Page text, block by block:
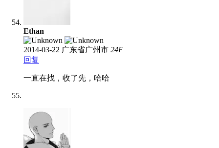
Ethan
2014-03-22 广东省广州市 24F
回复
一直在找，收了先，哈哈